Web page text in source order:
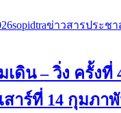
sopidtraข่าวสารประช
ดิน – วิ่ง ครั้งที่
าร์ที่ 14 กุมภา